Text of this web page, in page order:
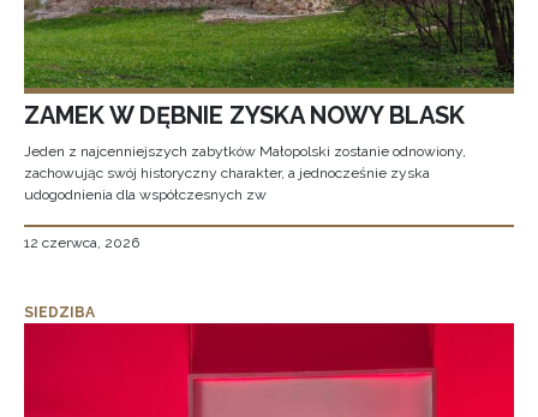
ZAMEK W DĘBNIE ZYSKA NOWY BLASK
Jeden z najcenniejszych zabytków Małopolski zostanie odnowiony,
zachowując swój historyczny charakter, a jednocześnie zyska
udogodnienia dla współczesnych zw
12 czerwca, 2026
SIEDZIBA